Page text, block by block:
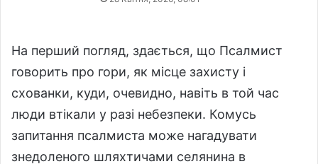
На перший погляд, здається, що Псалмист
говорить про гори, як місце захисту і
схованки, куди, очевидно, навіть в той час
люди втікали у разі небезпеки. Комусь
запитання псалмиста може нагадувати
знедоленого шляхтичами селянина в